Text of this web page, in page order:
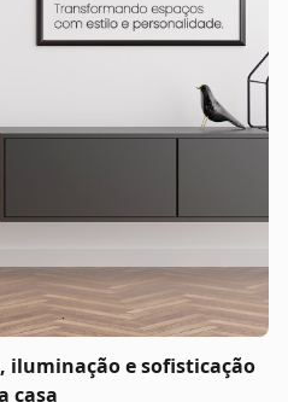
iluminação e sofisticação
casa